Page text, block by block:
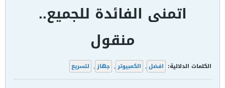
اتمنى الفائدة للجميع..
منقول
الكلمات الدلالية: افضل , الكمبيوتر , جهاز , لتسريع